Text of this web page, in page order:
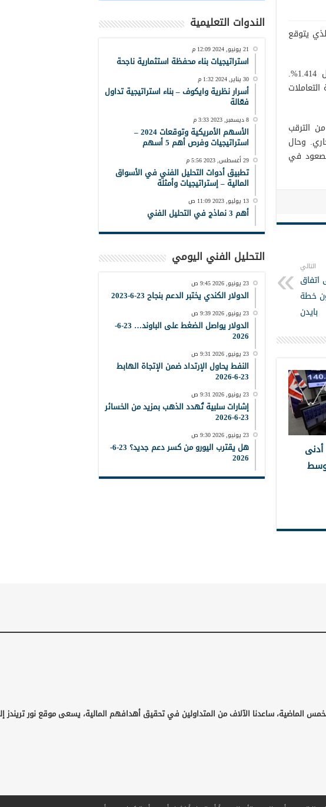
يتوقع
وارتفعت عائدات سندات الخزانة الأمريكية إلى 1.443% مقابل الإغلاق اليومي الماضي الذي سجل 1.414%.
الترقب
وحال
في
التالي
اتفاق
خطة
بايدن
أدنى
وسط
الندوات التعليمية
21 يونيو, 2024 12:09 م
استراتيجيات بناء محفظة استثمارية ناجحة
30 يناير, 2024 1:32 م
أسرار نظرية وايكوف – بناء استراتيجية تداول
فعّالة
8 ديسمبر, 2023 3:33 م
الأسهم الأمريكية وتوقعات 2024 –
استراتيجيات وفرص أهم 5 أسهم
29 أغسطس, 2023 5:56 م
تطبيق أدوات التحليل الفني في الأسواق
المالية – إستراتيجيات وأمثلة
13 يوليو, 2023 11:09 ص
أهم 3 نماذج في التحليل الفني
التحليل الفني اليومي
23 يونيو, 2026 9:45 ص
الدولار الكندي يختبر الدعم بنجاح 23-6-2023
23 يونيو, 2026 9:39 ص
الدولار يواصل الضغط على الباوند… 23-6-
2026
23 يونيو, 2026 9:31 ص
النفط يحاول الإرتداد ضمن الإتجاة الهابط
23-6-2026
23 يونيو, 2026 9:31 ص
إشارات سلبية تُهدد الذهب بمزيد من الخسائر
23-6-2026
23 يونيو, 2026 9:30 ص
هل يقترب اليورو من كسر دعم جديد؟ 23-6-
2026
الماضية، ساعدنا الآلاف من المتداولين في تحقيق أهدافهم المالية، يسعى موقع نور تريندز